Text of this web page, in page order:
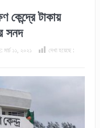
কেন্দ্রে টাকায়
সনদ
মার্চ ১১, ২০২১
দেখা হয়েছে :